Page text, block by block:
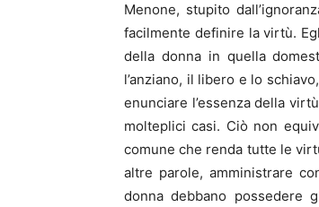
Menone, stupito
facilmente definire la virtù.
della donna in quella
l’anziano, il libero e lo
enunciare l’essenza della
molteplici casi. Ciò non
comune che renda tutte le
altre parole, amministrare
donna debbano possedere